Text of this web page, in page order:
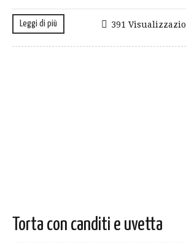
Leggi di più 391
Torta con canditi e uvetta